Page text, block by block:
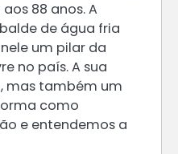
88 anos. A
de água fria
um pilar da
no país. A sua
mas também um
como
e entendemos a